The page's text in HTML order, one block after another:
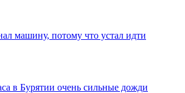
машину, потому что устал идти
в Бурятии очень сильные дожди